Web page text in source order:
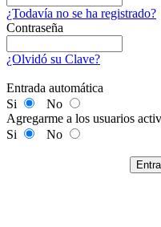
¿Todavía no se ha registrado?
Contraseña
¿Olvidó su Clave?
Entrada automática
Si
No
Agregarme a los usuarios
Si
No